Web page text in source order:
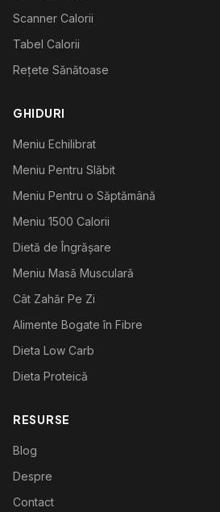
Scanner Calorii
Tabel Calorii
Rețete Sănătoase
GHIDURI
Meniu Echilibrat
Meniu Pentru Slăbit
Meniu Pentru o Săptămână
Meniu 1500 Calorii
Dietă de Îngrășare
Meniu Masă Musculară
Cât Zahăr Pe Zi
Alimente Bogate în Fibre
Dieta Low Carb
Dieta Proteică
RESURSE
Blog
Despre
Contact